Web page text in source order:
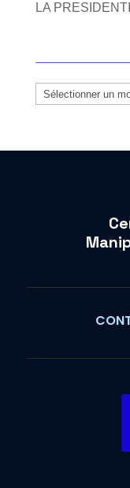
LA
Archives